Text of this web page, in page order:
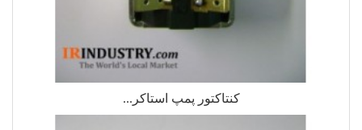
کنتاکتور پمپ استاکر...